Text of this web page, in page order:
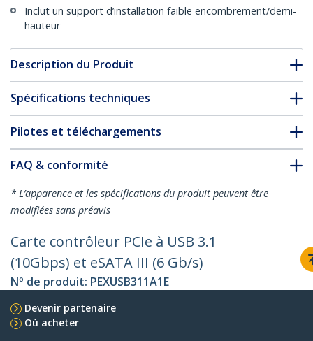
Inclut un support d’installation faible encombrement/demi-
hauteur
Description du Produit
Spécifications techniques
Pilotes et téléchargements
FAQ & conformité
* L’apparence et les spécifications du produit peuvent être
modifiées sans préavis
Carte contrôleur PCIe à USB 3.1
(10Gbps) et eSATA III (6 Gb/s)
Nº de produit: PEXUSB311A1E
Devenir partenaire
Où acheter